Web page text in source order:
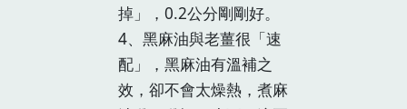
掉」，0.2公分剛剛好。
4、黑麻油與老薑很「速
配」，黑麻油有溫補之
效，卻不會太燥熱，煮麻